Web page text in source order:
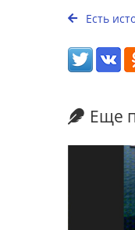
Есть
Еще